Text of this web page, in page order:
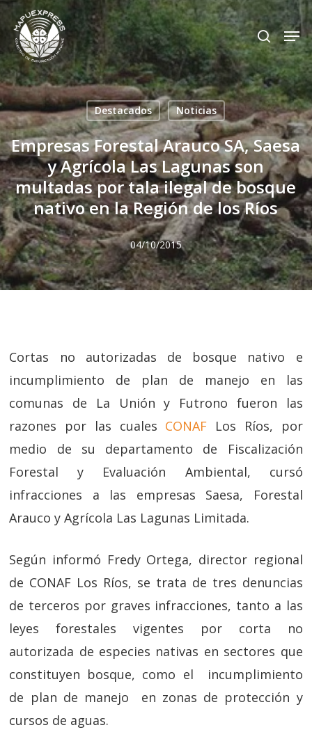
Skip
to
main
content
search
Destacados Noticias
Empresas Forestal Arauco SA, Saesa
y Agrícola Las Lagunas son
multadas por tala ilegal de bosque
nativo en la Región de los Ríos
04/10/2015
Cortas no autorizadas de bosque nativo e
incumplimiento de plan de manejo en las
comunas de La Unión y Futrono fueron las
razones por las cuales CONAF Los Ríos, por
medio de su departamento de Fiscalización
Forestal y Evaluación Ambiental, cursó
infracciones a las empresas Saesa, Forestal
Arauco y Agrícola Las Lagunas Limitada.
Según informó Fredy Ortega, director regional
de CONAF Los Ríos, se trata de tres denuncias
de terceros por graves infracciones, tanto a las
leyes forestales vigentes por corta no
autorizada de especies nativas en sectores que
constituyen bosque, como el incumplimiento
de plan de manejo en zonas de protección y
cursos de aguas.
Close
Menu